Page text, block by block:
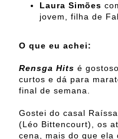
Laura Simões
jovem, filha de
O que eu achei:
Rensga Hits é
curtos e dá para
final de semana.
Gostei do casal
(Léo Bittencourt), os
cena, mais do que ela